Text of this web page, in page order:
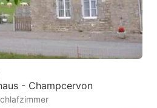
- Champcervon